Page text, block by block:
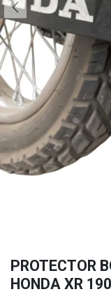
PROTECTOR
HONDA XR